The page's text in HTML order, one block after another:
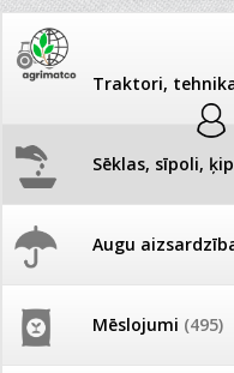
Traktori,
Sēklas, sīpoli,
Augu
Mēslojumi (495)
JAUNUMI
Pašlasīšanas vietu
26.05. Vebinārs - Kā
gliemežus piemājas
Samtenes
Produkti »Sēklas, sīpoli,
Samtenes